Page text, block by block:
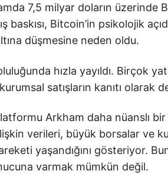
7,5 milyar doların üzerinde
baskısı, Bitcoin’in psikolojik
düşmesine neden oldu.
hızla yayıldı. Birçok
satışların kanıtı olarak
Arkham daha nüanslı
verileri, büyük borsalar ve
yaşandığını gösteriyor.
varmak mümkün değil.